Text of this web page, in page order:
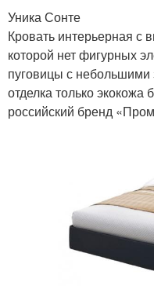
Уника Сонте
Кровать интерьерная с
которой нет фигурных
пуговицы с небольшими
отделка только
российский бренд